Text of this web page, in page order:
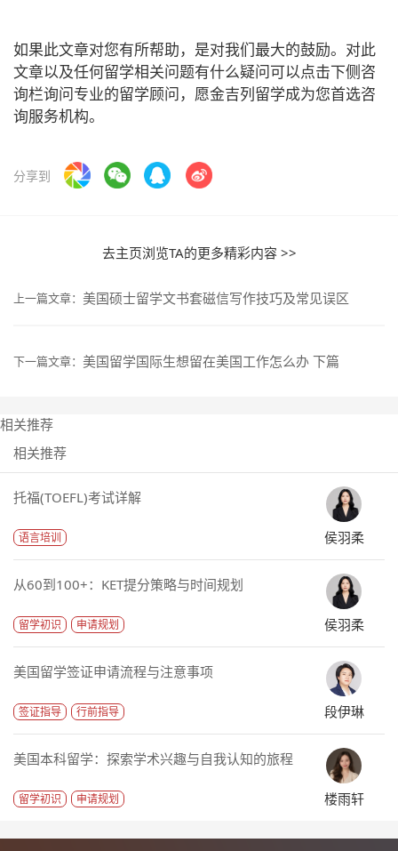
如果此文章对您有所帮助，是对我们最大的鼓励。对此
文章以及任何留学相关问题有什么疑问可以点击下侧咨
询栏询问专业的留学顾问，愿金吉列留学成为您首选咨
询服务机构。
分享到
去主页浏览TA的更多精彩内容 >>
上一篇文章： 美国硕士留学文书套磁信写作技巧及常见误区
下一篇文章： 美国留学国际生想留在美国工作怎么办 下篇
相关推荐
相关推荐
托福(TOEFL)考试详解
语言培训 侯羽柔
从60到100+：KET提分策略与时间规划
留学初识 申请规划 侯羽柔
美国留学签证申请流程与注意事项
签证指导 行前指导 段伊琳
美国本科留学：探索学术兴趣与自我认知的旅程
留学初识 申请规划 楼雨轩